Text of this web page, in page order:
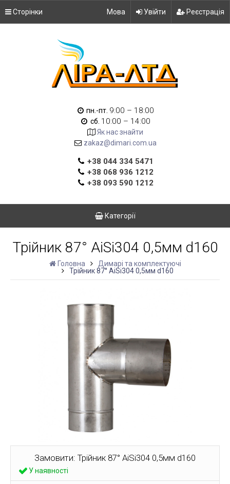
Сторінки Мова Увійти Реєстрація
пн.-пт. 9:00 – 18:00
сб. 10:00 – 14:00
Як нас знайти
zakaz@dimari.com.ua
+38 044 334 5471
+38 068 936 1212
+38 093 590 1212
Категорії
Трійник 87° AiSi304 0,5мм d160
Головна
Димарі та комплектуючі
Трійник 87° AiSi304 0,5мм d160
Замовити: Трійник 87° AiSi304 0,5мм d160
У наявності